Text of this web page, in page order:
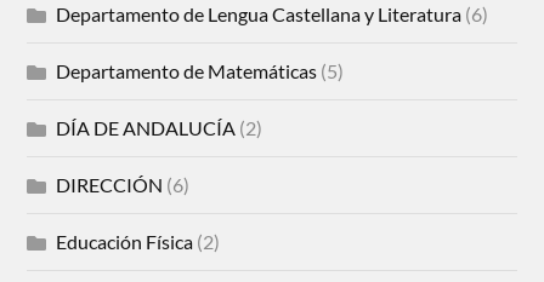
Departamento de Lengua Castellana y Literatura (6)
Departamento de Matemáticas (5)
DÍA DE ANDALUCÍA (2)
DIRECCIÓN (6)
Educación Física (2)